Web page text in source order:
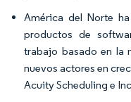
América del Norte
productos de
trabajo basado en la
nuevos actores en
Acuity Scheduling e